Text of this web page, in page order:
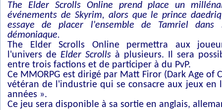
The Elder Scrolls Online prend place un
événements de Skyrim, alors que le prince
essaye de placer l'ensemble de Tamriel dans
démoniaque.
The Elder Scrolls Online permettra aux
l'univers de Elder Scrolls à plusieurs. Il sera
entre trois factions et de participer à du PvP.
Ce MMORPG est dirigé par Matt Firor (Dark Age of
vétéran de l'industrie qui se consacre aux jeux en
années ».
Ce jeu sera disponible à sa sortie en anglais,